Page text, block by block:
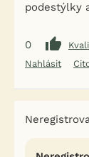
podestýlky
0
Nahlásit